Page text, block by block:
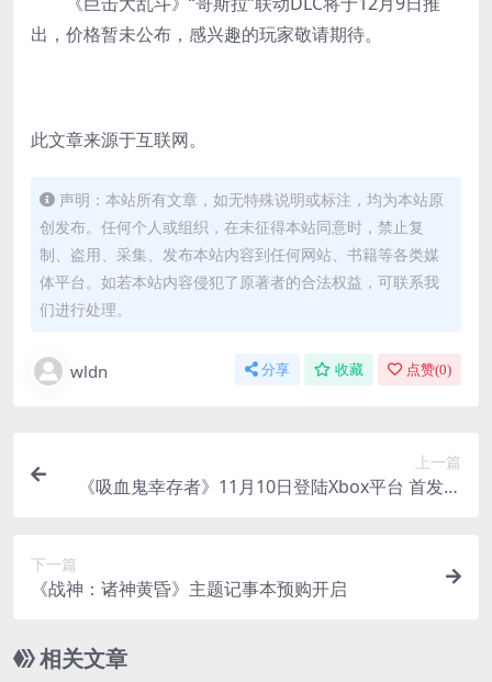
出，价格暂未公布，感兴趣的玩家敬请期待。
此文章来源于互联网。
声明：本站所有文章，如无特殊说明或标注，均为本站原
创发布。任何个人或组织，在未征得本站同意时，禁止复
制、盗用、采集、发布本站内容到任何网站、书籍等各类媒
体平台。如若本站内容侵犯了原著者的合法权益，可联系我
们进行处理。
wldn 分享 收藏 点赞(0)
上一篇
《吸血鬼幸存者》11月10日登陆Xbox平台 首发加
下一篇
《战神：诸神黄昏》主题记事本预购开启
相关文章